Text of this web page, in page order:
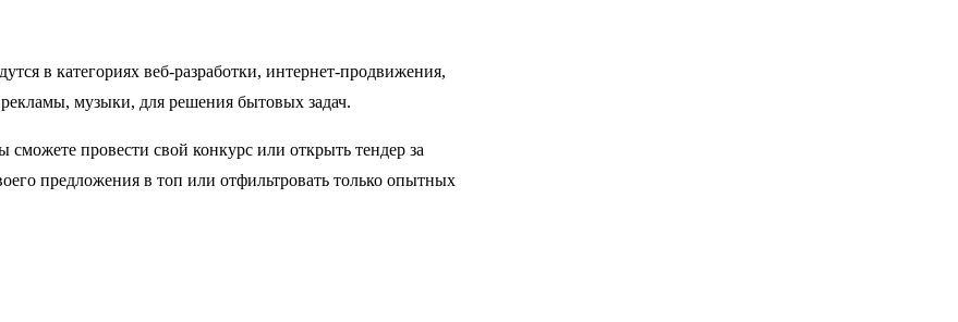
в категориях веб-разработки, интернет-продвижения,
рекламы, музыки, для решения бытовых задач.
сможете провести свой конкурс или открыть тендер за
предложения в топ или отфильтровать только опытных